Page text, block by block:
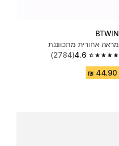
BTWIN
מראה אחורית מתכווננת
4.6
4.6 out of 5 stars from 2784 reviews
(2784)